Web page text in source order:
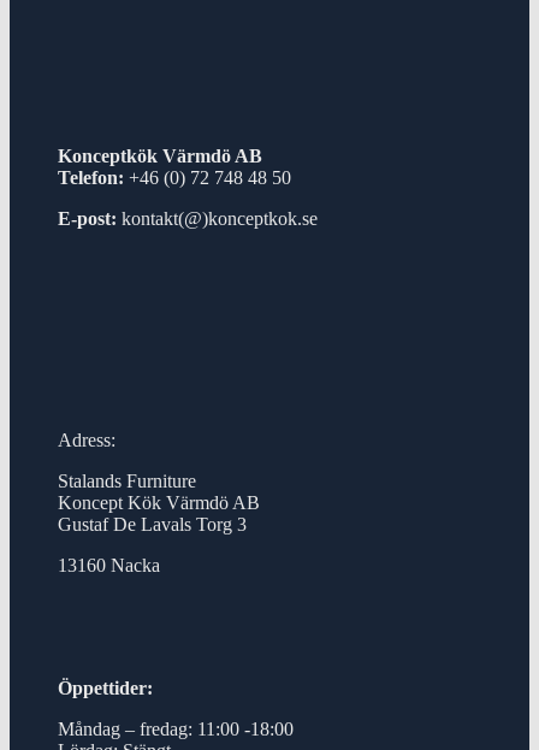
Konceptkök Värmdö AB
Telefon: +46 (0) 72 748 48 50
E-post: kontakt(@)konceptkok.se
Adress:
Stalands Furniture
Koncept Kök Värmdö AB
Gustaf De Lavals Torg 3
13160 Nacka
Öppettider:
Måndag – fredag: 11:00 -18:00